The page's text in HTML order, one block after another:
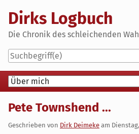
content
Dirks Logbuch
Die Chronik des schleichenden
Navigation
Pete Townshend ...
Geschrieben von Dirk Deimeke am